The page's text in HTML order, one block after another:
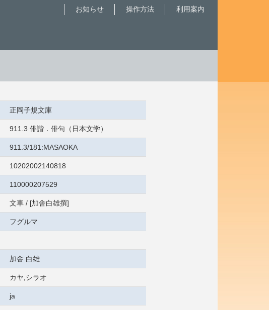
利用案内
操作方法
お知らせ
正岡子規文庫
911.3 俳諧．俳句（日本文学）
911.3/181:MASAOKA
10202002140818
110000207529
文車 / [加舎白雄撰]
フグルマ
加舎 白雄
カヤ,シラオ
ja